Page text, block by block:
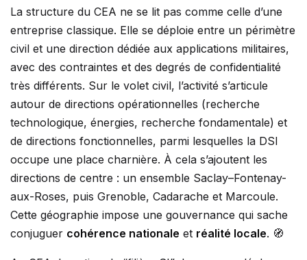
La structure du CEA ne se lit pas comme celle d’une
entreprise classique. Elle se déploie entre un périmètre
civil et une direction dédiée aux applications militaires,
avec des contraintes et des degrés de confidentialité
très différents. Sur le volet civil, l’activité s’articule
autour de directions opérationnelles (recherche
technologique, énergies, recherche fondamentale) et
de directions fonctionnelles, parmi lesquelles la DSI
occupe une place charnière. À cela s’ajoutent les
directions de centre : un ensemble Saclay–Fontenay-
aux-Roses, puis Grenoble, Cadarache et Marcoule.
Cette géographie impose une gouvernance qui sache
conjuguer cohérence nationale et réalité locale. 🧭